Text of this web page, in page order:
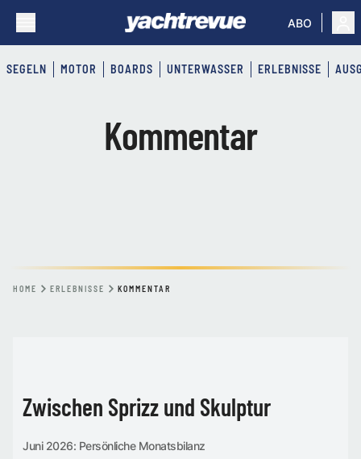
ABO
SEGELN MOTOR BOARDS UNTERWASSER ERLEBNISSE
Kommentar
HOME ERLEBNISSE KOMMENTAR
Zwischen Sprizz und Skulptur
Juni 2026: Persönliche Monatsbilanz